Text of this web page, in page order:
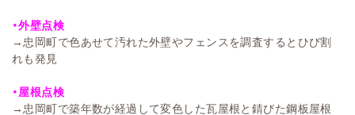
・外壁点検
→ 忠岡町で色あせて汚れた外壁やフェンスを調査するとひび割
れも発見
・屋根点検
→ 忠岡町で築年数が経過して変色した瓦屋根と錆びた鋼板屋根